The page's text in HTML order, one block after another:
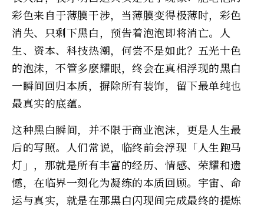
彩色来自于薄膜干涉，当薄膜变得极薄时，彩色
消失、只剩下黑白，预告着泡泡即将消亡。人
生、资本、科技热潮，何尝不是如此？五光十色
的泡沫，不管多麽耀眼，终会在真相浮现的黑白
一瞬间回归本质，摒除所有装饰，留下最单纯也
最真实的底蕴。
这种黑白瞬间，并不限于商业泡沫，更是人生最
后的写照。人们常说，临终前会浮现「人生跑马
灯」，那就是所有丰富的经历、情感、荣耀和遗
憾，在临界一刻化为凝练的本质回顾。宇宙、命
运与真实，就是在那黑白闪现间完成最终的提炼